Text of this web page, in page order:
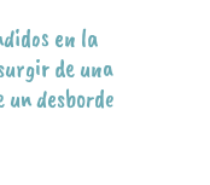
en la
de una
desborde